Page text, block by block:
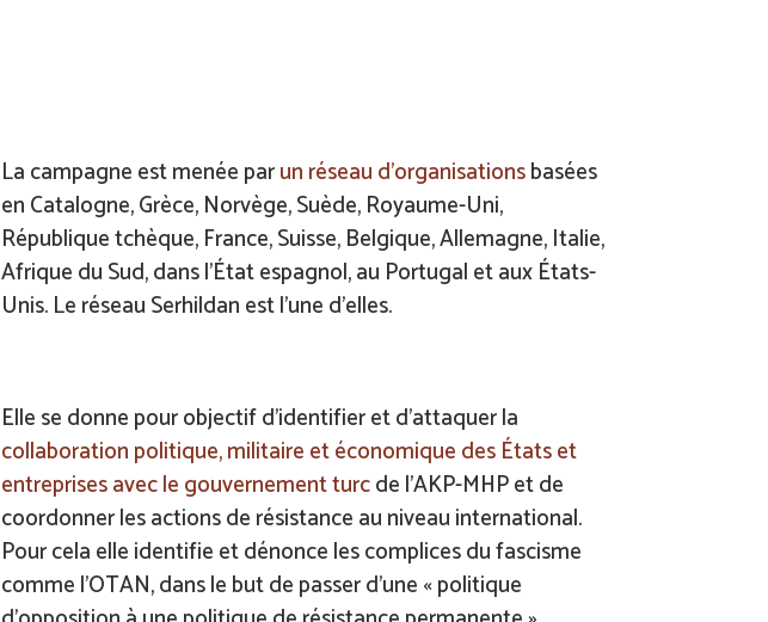
La campagne est menée parun réseau d’organisationsbasées
en Catalogne, Grèce, Norvège, Suède, Royaume-Uni,
République tchèque, France, Suisse, Belgique, Allemagne, Italie,
Afrique du Sud, dans l’État espagnol, au Portugal et aux États-
Unis. Le réseau Serhildan est l’une d’elles.
Elle se donne pour objectif d’identifier et d’attaquer la
collaboration politique, militaire et économique des États et
entreprises avec le gouvernement turcde l’AKP-MHP et de
coordonner les actions de résistance au niveau international.
Pour cela elle identifie et dénonce les complices du fascisme
comme l’OTAN, dans le but de passer d’une « politique